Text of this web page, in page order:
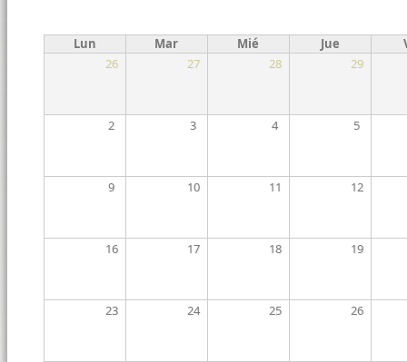
Lun Mar Mié Jue
26
27 28 29
2 3 4 5
9 10 11 12
16 17 18 19
23 24 25 26